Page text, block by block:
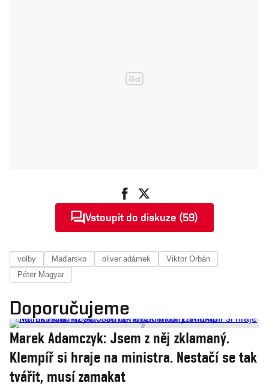
Vstoupit do diskuze (59)
volby Maďarsko oliver adámek
Viktor Orbán
Péter Magyar
Doporučujeme
Marek Adamczyk: Jsem z něj zklamaný.
Klempíř si hraje na ministra. Nestačí se tak
tvářit, musí zamakat